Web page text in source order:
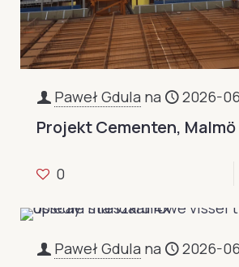
Paweł Gdula na 2026-
Projekt Cementen, Malmö
0
Paweł Gdula na 2026-